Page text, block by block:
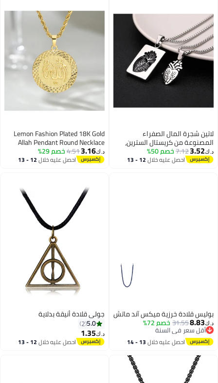
لاتين شجرة المال الصفراء
المصنوعة من كريستال السترين،
أحجار كريمة للتأمل والطاقة،
مناسبة للتأمل وفقًا لمبادئ فنغ
د.ك‏3.52
7.12خصم 50%
احصل عليه خلال 12 - 13
Lemon Fashion Plated 18K Gold
Allah Pendant Round Necklace
د.ك‏3.16
4.51خصم 29%
احصل عليه خلال 12 - 13
بوليس قلادة خرزية ميكس آند ماتش
د.ك‏8.83
31.55خصم 72%
أقل سعر في السنة
أقل سعر في السنة
احصل عليه خلال 13 - 14
اغسطس
جولي قلادة أنيقة بدلاية
5.0
2
د.ك‏1.35
احصل عليه خلال 12 - 13
اغسطس